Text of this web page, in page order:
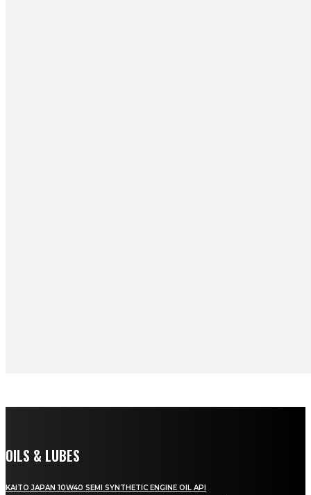
OILS & LUBES
KAITO JAPAN 10W40 SEMI SYNTHETIC ENGINE OIL API